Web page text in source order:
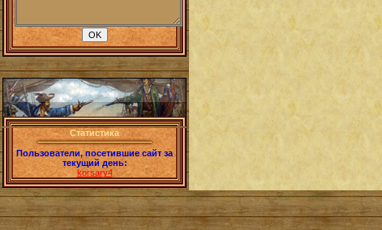
Статистика
Пользователи, посетившие сайт за
текущий день:
korsary4